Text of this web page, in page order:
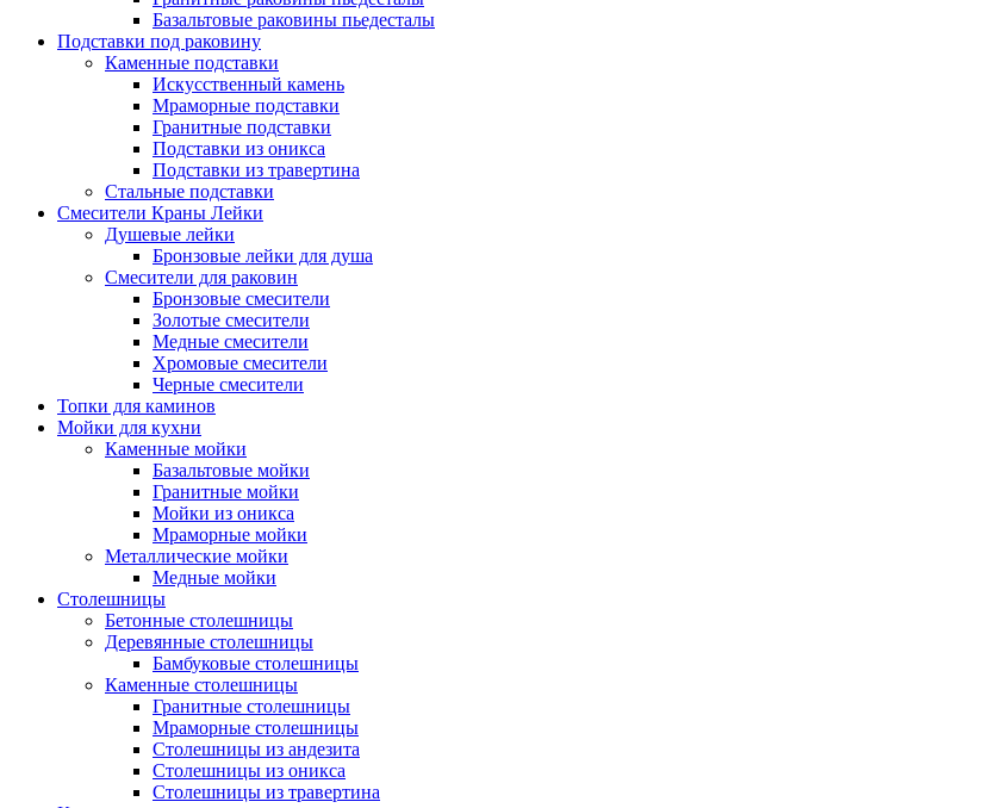
Базальтовые раковины пьедесталы
Подставки под раковину
Каменные подставки
Искусственный камень
Мраморные подставки
Гранитные подставки
Подставки из оникса
Подставки из травертина
Стальные подставки
Смесители Краны Лейки
Душевые лейки
Бронзовые лейки для душа
Смесители для раковин
Бронзовые смесители
Золотые смесители
Медные смесители
Хромовые смесители
Черные смесители
Топки для каминов
Мойки для кухни
Каменные мойки
Базальтовые мойки
Гранитные мойки
Мойки из оникса
Мраморные мойки
Металлические мойки
Медные мойки
Столешницы
Бетонные столешницы
Деревянные столешницы
Бамбуковые столешницы
Каменные столешницы
Гранитные столешницы
Мраморные столешницы
Столешницы из андезита
Столешницы из оникса
Столешницы из травертина